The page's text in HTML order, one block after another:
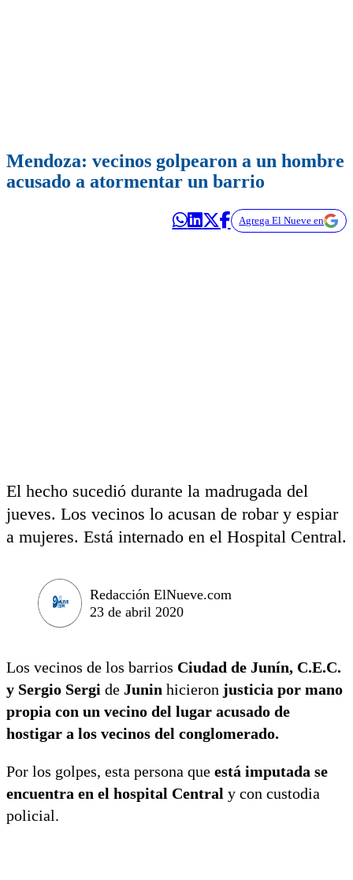
Mendoza: vecinos golpearon a un hombre
acusado a atormentar un barrio
Agrega El Nueve en
El hecho sucedió durante la madrugada del
jueves. Los vecinos lo acusan de robar y espiar
a mujeres. Está internado en el Hospital Central.
Redacción ElNueve.com
23 de abril 2020
Los vecinos de los barrios Ciudad de Junín, C.E.C.
y Sergio Sergi de Junin hicieron justicia por mano
propia con un vecino del lugar acusado de
hostigar a los vecinos del conglomerado.
Por los golpes, esta persona que está imputada se
encuentra en el hospital Central y con custodia
policial.